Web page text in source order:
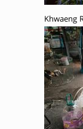
Khwaeng